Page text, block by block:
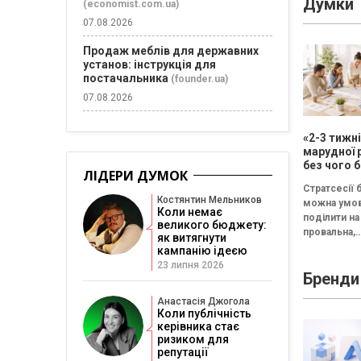
Думки
«2-3 тижні
марудної
без чого
Стратсесії
можна
поділити
провальна,
Провальна
«рефлексія
Бренди
(economist.com.ua)
07.08.2026
Продаж меблів для державних
установ: інструкція для
постачальника (founder.ua)
07.08.2026
ЛІДЕРИ ДУМОК
Костянтин Мельников
Коли немає
великого бюджету:
як витягнути
кампанію ідеєю
23 липня 2026
Анастасія Джогола
Коли публічність
керівника стає
ризиком для
репутації